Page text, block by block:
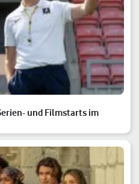
und Filmstarts im